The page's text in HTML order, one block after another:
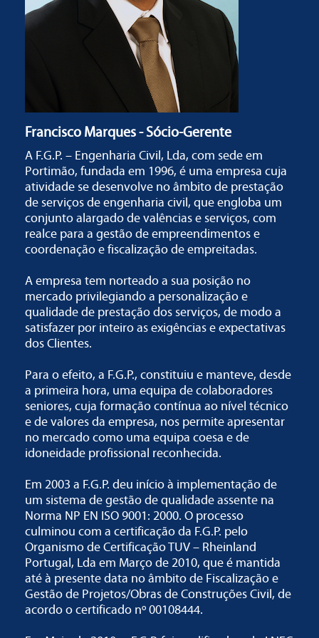
Francisco Marques - Sócio-Gerente
A F.G.P. – Engenharia Civil, Lda, com sede em
Portimão, fundada em 1996, é uma empresa cuja
atividade se desenvolve no âmbito de prestação
de serviços de engenharia civil, que engloba um
conjunto alargado de valências e serviços, com
realce para a gestão de empreendimentos e
coordenação e fiscalização de empreitadas.
A empresa tem norteado a sua posição no
mercado privilegiando a personalização e
qualidade de prestação dos serviços, de modo a
satisfazer por inteiro as exigências e expectativas
dos Clientes.
Para o efeito, a F.G.P., constituiu e manteve, desde
a primeira hora, uma equipa de colaboradores
seniores, cuja formação contínua ao nível técnico
e de valores da empresa, nos permite apresentar
no mercado como uma equipa coesa e de
idoneidade profissional reconhecida.
Em 2003 a F.G.P. deu início à implementação de
um sistema de gestão de qualidade assente na
Norma NP EN ISO 9001: 2000. O processo
culminou com a certificação da F.G.P. pelo
Organismo de Certificação TUV – Rheinland
Portugal, Lda em Março de 2010, que é mantida
até à presente data no âmbito de Fiscalização e
Gestão de Projetos/Obras de Construções Civil, de
acordo o certificado nº 00108444.